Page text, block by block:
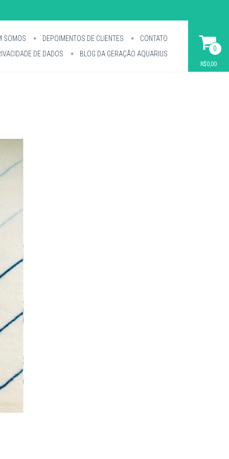
SOMOS DEPOIMENTOS DE CLIENTES
CONTATO
DE DADOS BLOG DA GERAÇÃO AQUARIUS
0
R$0,00